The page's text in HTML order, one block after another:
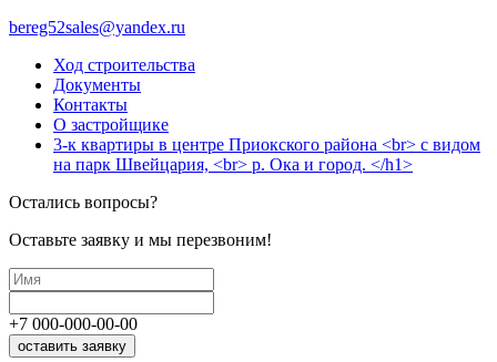
bereg52sales@yandex.ru
Ход строительства
Документы
Контакты
О застройщике
3-к квартиры в центре Приокского района <br> с видом
на парк Швейцария, <br> р. Ока и город. </h1>
Остались вопросы?
Оставьте заявку и мы перезвоним!
+7 000-000-00-00
оставить заявку